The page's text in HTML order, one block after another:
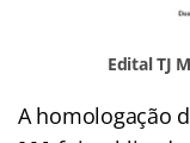
Edital TJ
A homologação